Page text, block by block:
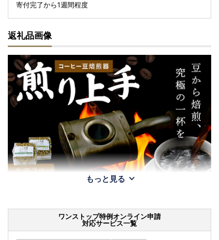
寄付完了から1週間程度
返礼品画像
もっと見る
ワンストップ特例オンライン申請
対応サービス一覧